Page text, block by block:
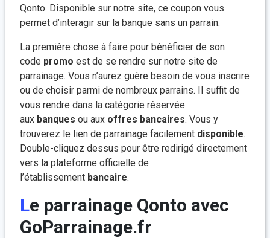
Qonto. Disponible sur notre site, ce coupon vous
permet d’interagir sur la banque sans un parrain.
La première chose à faire pour bénéficier de son
code promo est de se rendre sur notre site de
parrainage. Vous n’aurez guère besoin de vous inscrire
ou de choisir parmi de nombreux parrains. Il suffit de
vous rendre dans la catégorie réservée
aux banques ou aux offres bancaires. Vous y
trouverez le lien de parrainage facilement disponible.
Double-cliquez dessus pour être redirigé directement
vers la plateforme officielle de
l’établissement bancaire.
Le parrainage Qonto avec
GoParrainage.fr